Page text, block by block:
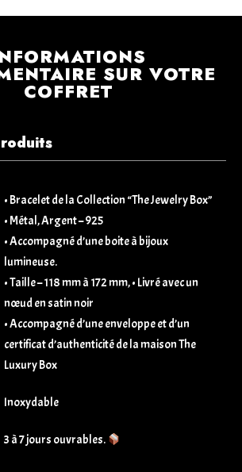
SUR VOTRE
COFFRET
• Bracelet de la Collection “The Jewelry Box”
• Métal, Argent – 925
• Accompagné d’une boite à bijoux
lumineuse.
• Taille – 118 mm à 172 mm, • Livré avec un
nœud en satin noir
• Accompagné d’une enveloppe et d’un
certificat d’authenticité de la maison The
Luxury Box
Inoxydable
3 à 7 jours ouvrables.